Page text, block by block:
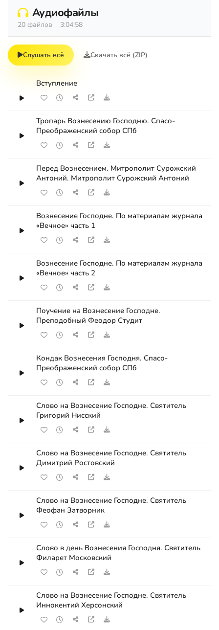
Аудиофайлы
20 файлов 3:04:58
Слушать всё Скачать всё (ZIP)
Вступление
Тропарь Вознесению Господню. Спасо-
Преображенский собор СПб
Перед Вознесением. Митрополит Сурожский
Антоний. Митрополит Сурожский Антоний
Вознесение Господне. По материалам журнала
«Вечное» часть 1
Вознесение Господне. По материалам журнала
«Вечное» часть 2
Поучение на Вознесение Господне.
Преподобный Феодор Студит
Кондак Вознесения Господня. Спасо-
Преображенский собор СПб
Слово на Вознесение Господне. Святитель
Григорий Нисский
Слово на Вознесение Господне. Святитель
Димитрий Ростовский
Слово на Вознесение Господне. Святитель
Феофан Затворник
Слово в день Вознесения Господня. Святитель
Филарет Московский
Слово на Вознесение Господне. Святитель
Иннокентий Херсонский